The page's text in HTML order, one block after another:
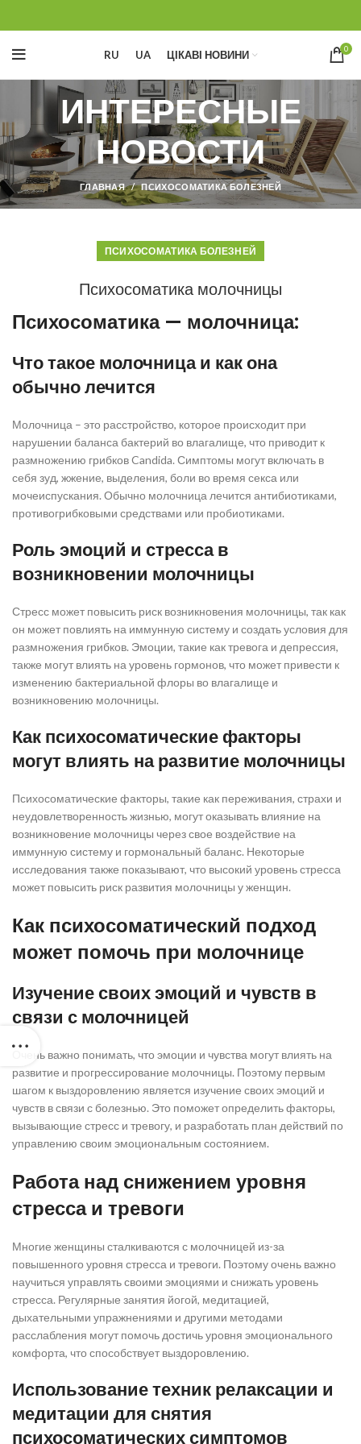
RU UA ЦІКАВІ НОВИНИ 0
ИНТЕРЕСНЫЕ
НОВОСТИ
ГЛАВНАЯ ПСИХОСОМАТИКА БОЛЕЗНЕЙ
ПСИХОСОМАТИКА БОЛЕЗНЕЙ
Психосоматика молочницы
Психосоматика — молочница:
Что такое молочница и как она
обычно лечится
Молочница – это расстройство, которое происходит при
нарушении баланса бактерий во влагалище, что приводит к
размножению грибков Candida. Симптомы могут включать в
себя зуд, жжение, выделения, боли во время секса или
мочеиспускания. Обычно молочница лечится антибиотиками,
противогрибковыми средствами или пробиотиками.
Роль эмоций и стресса в
возникновении молочницы
Стресс может повысить риск возникновения молочницы, так как
он может повлиять на иммунную систему и создать условия для
размножения грибков. Эмоции, такие как тревога и депрессия,
также могут влиять на уровень гормонов, что может привести к
изменению бактериальной флоры во влагалище и
возникновению молочницы.
Как психосоматические факторы
могут влиять на развитие молочницы
Психосоматические факторы, такие как переживания, страхи и
неудовлетворенность жизнью, могут оказывать влияние на
возникновение молочницы через свое воздействие на
иммунную систему и гормональный баланс. Некоторые
исследования также показывают, что высокий уровень стресса
может повысить риск развития молочницы у женщин.
Как психосоматический подход
может помочь при молочнице
Изучение своих эмоций и чувств в
связи с молочницей
Очень важно понимать, что эмоции и чувства могут влиять на
развитие и прогрессирование молочницы. Поэтому первым
шагом к выздоровлению является изучение своих эмоций и
чувств в связи с болезнью. Это поможет определить факторы,
вызывающие стресс и тревогу, и разработать план действий по
управлению своим эмоциональным состоянием.
Работа над снижением уровня
стресса и тревоги
Многие женщины сталкиваются с молочницей из-за
повышенного уровня стресса и тревоги. Поэтому очень важно
научиться управлять своими эмоциями и снижать уровень
стресса. Регулярные занятия йогой, медитацией,
дыхательными упражнениями и другими методами
расслабления могут помочь достичь уровня эмоционального
комфорта, что способствует выздоровлению.
Использование техник релаксации и
медитации для снятия
психосоматических симптомов